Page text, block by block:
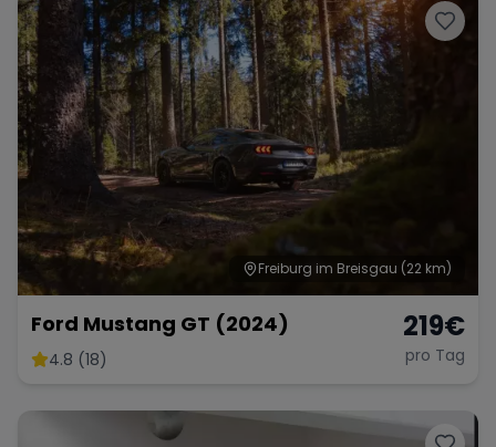
Range Rover Corvette
Freiburg im Breisgau (22 km)
Ford Mustang GT (2024)
4.8 (18)
219€
pro Tag